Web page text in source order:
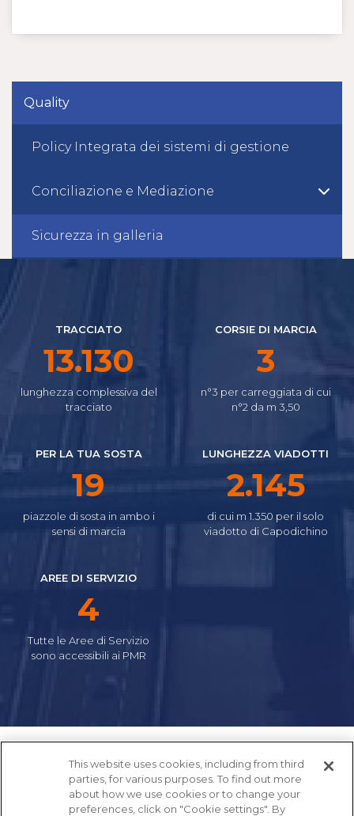
Quality
Policy Integrata dei sistemi di gestione
Conciliazione e Mediazione
Sicurezza in galleria
TRACCIATO
15.655
lunghezza complessiva del
tracciato
CORSIE DI MARCIA
4
n°3 per carreggiata di cui
n°2 da m 3,50
PER LA TUA SOSTA
23
piazzole di sosta in ambo i
sensi di marcia
LUNGHEZZA VIADOTTI
2.557
di cui m 1.350 per il solo
viadotto di Capodichino
AREE DI SERVIZIO
5
Tutte le Aree di Servizio
sono accessibili ai PMR
This website uses cookies, including from third
parties, for various purposes. To find out more
about how we use cookies or to change your
preferences, click on "Cookie settings". By